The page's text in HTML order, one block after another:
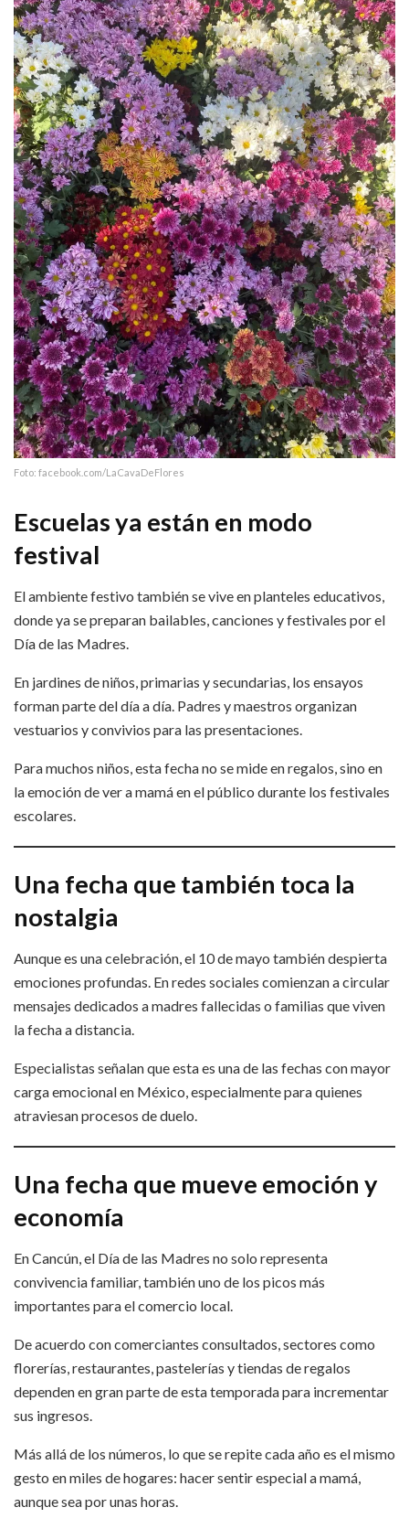
Foto: facebook.com/LaCavaDeFlores
Escuelas ya están en modo
festival
El ambiente festivo también se vive en planteles educativos,
donde ya se preparan bailables, canciones y festivales por el
Día de las Madres.
En jardines de niños, primarias y secundarias, los ensayos
forman parte del día a día. Padres y maestros organizan
vestuarios y convivios para las presentaciones.
Para muchos niños, esta fecha no se mide en regalos, sino en
la emoción de ver a mamá en el público durante los festivales
escolares.
Una fecha que también toca la
nostalgia
Aunque es una celebración, el 10 de mayo también despierta
emociones profundas. En redes sociales comienzan a circular
mensajes dedicados a madres fallecidas o familias que viven
la fecha a distancia.
Especialistas señalan que esta es una de las fechas con mayor
carga emocional en México, especialmente para quienes
atraviesan procesos de duelo.
Una fecha que mueve emoción y
economía
En Cancún, el Día de las Madres no solo representa
convivencia familiar, también uno de los picos más
importantes para el comercio local.
De acuerdo con comerciantes consultados, sectores como
florerías, restaurantes, pastelerías y tiendas de regalos
dependen en gran parte de esta temporada para incrementar
sus ingresos.
Más allá de los números, lo que se repite cada año es el mismo
gesto en miles de hogares: hacer sentir especial a mamá,
aunque sea por unas horas.